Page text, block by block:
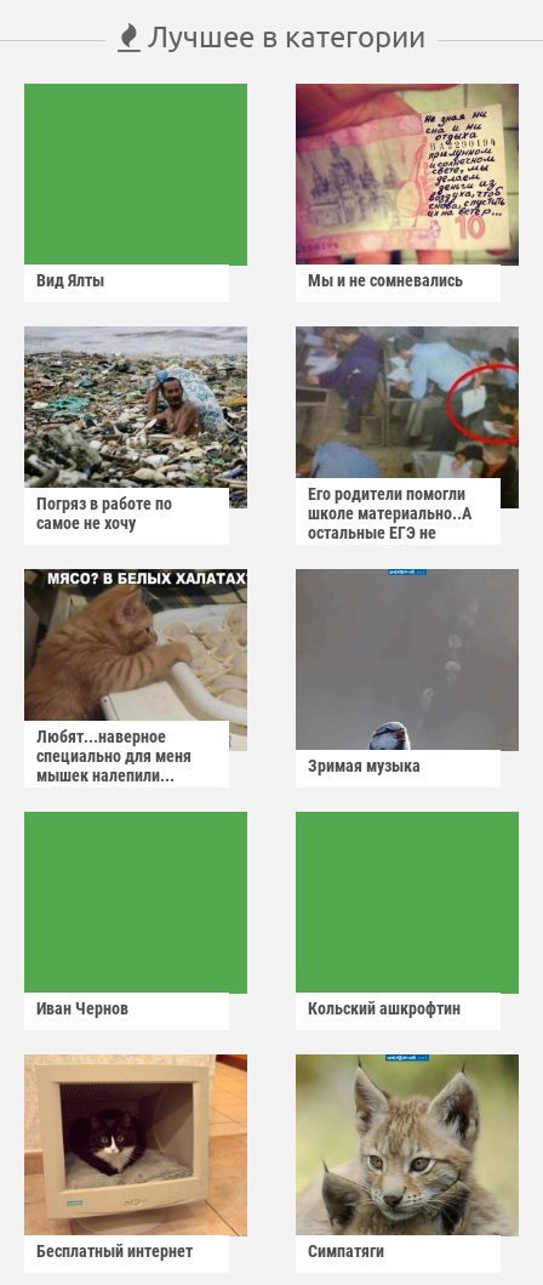
Лучшее в категории
Вид Ялты Мы и не сомневались
Погряз в работе по
самое не хочу
Его родители помогли
школе материально..А
остальные ЕГЭ не
Любят...наверное
специально для меня
мышек налепили...
Зримая музыка
Иван Чернов Кольский ашкрофтин
Бесплатный интернет Симпатяги